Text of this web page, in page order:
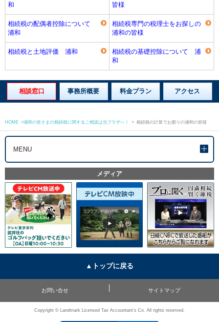
和
皆様
相続税の配偶者控除について
浦和
相続税専門の税理士をお探しの
浦和の皆様
相続税と土地評価 浦和
相続税の基礎控除について 浦
和
相談窓口 事務所概要 料金プラン アクセス
HOME >浦和の皆さまの相続税に関するご相談は当プラザへ！ > 相続税の計算でお困りの浦和の皆様
MENU
メディア
▲トップに戻る
お問い合せ サイトマップ
Copyright © Landmark Licensed Tax Accountant’s Co. All rights reserved.